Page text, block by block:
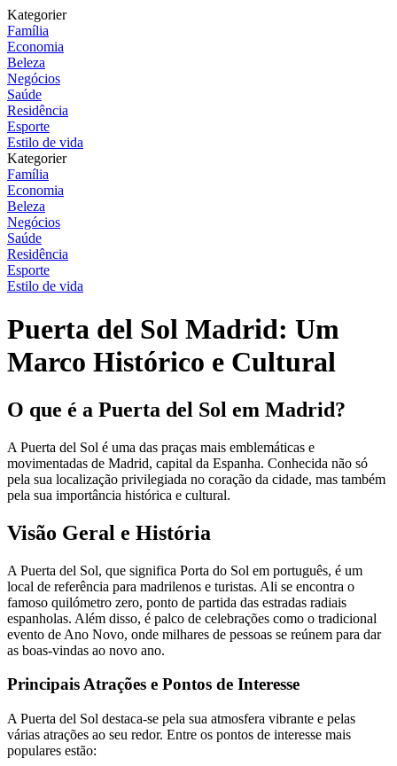
Kategorier
Família
Economia
Beleza
Negócios
Saúde
Residência
Esporte
Estilo de vida
Kategorier
Família
Economia
Beleza
Negócios
Saúde
Residência
Esporte
Estilo de vida
Puerta del Sol Madrid: Um
Marco Histórico e Cultural
O que é a Puerta del Sol em Madrid?
A Puerta del Sol é uma das praças mais emblemáticas e
movimentadas de Madrid, capital da Espanha. Conhecida não só
pela sua localização privilegiada no coração da cidade, mas também
pela sua importância histórica e cultural.
Visão Geral e História
A Puerta del Sol, que significa Porta do Sol em português, é um
local de referência para madrilenos e turistas. Ali se encontra o
famoso quilómetro zero, ponto de partida das estradas radiais
espanholas. Além disso, é palco de celebrações como o tradicional
evento de Ano Novo, onde milhares de pessoas se reúnem para dar
as boas-vindas ao novo ano.
Principais Atrações e Pontos de Interesse
A Puerta del Sol destaca-se pela sua atmosfera vibrante e pelas
várias atrações ao seu redor. Entre os pontos de interesse mais
populares estão: